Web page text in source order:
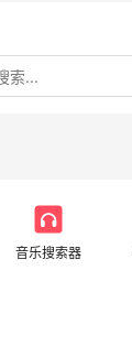
音乐搜索器